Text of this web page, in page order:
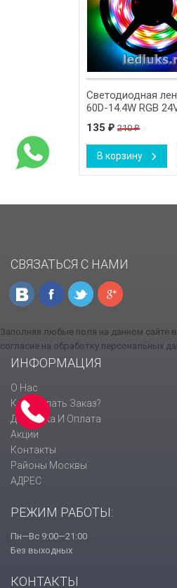
Светодиодная
60D-14.4W RGB
135 ₽ 210₽
В корзину
СВЯЗАТЬСЯ С НАМИ
Заполняя любые поля на данном сайте
согласие на обработку персональных
ИНФОРМАЦИЯ
О Нас
Как Сделать Заказ?
Доставка И Оплата
Акции
Контакты
Районы Москвы
АДРЕС
РЕЖИМ РАБОТЫ:
Пн—Вс 9:00—21:00
Без выходных
КОНТАКТЫ